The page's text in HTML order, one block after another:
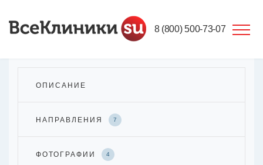
8 (800) 500-73-07
ОПИСАНИЕ
НАПРАВЛЕНИЯ 7
ФОТОГРАФИИ 4